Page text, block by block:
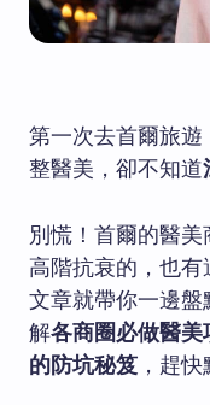
第一次去首爾旅
整醫美，卻不知道
別慌！首爾的醫
高階抗衰的，也
文章就帶你一邊盤
解各商圈必做醫美
的防坑秘笈 ，趕